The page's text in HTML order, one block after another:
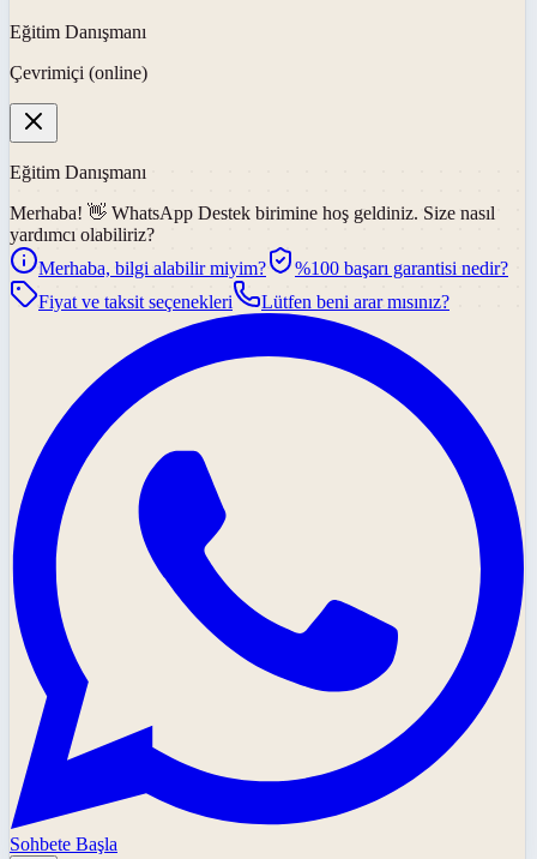
Eğitim Danışmanı
Çevrimiçi (online)
Eğitim Danışmanı
Merhaba! 👋 WhatsApp Destek birimine hoş geldiniz. Size nasıl
yardımcı olabiliriz?
Merhaba, bilgi alabilir miyim?
%100 başarı garantisi nedir?
Fiyat ve taksit seçenekleri
Lütfen beni arar mısınız?
Sohbete Başla